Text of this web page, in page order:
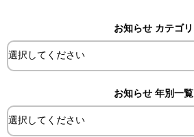
お知らせ カテゴリ
お知らせ 年別一覧